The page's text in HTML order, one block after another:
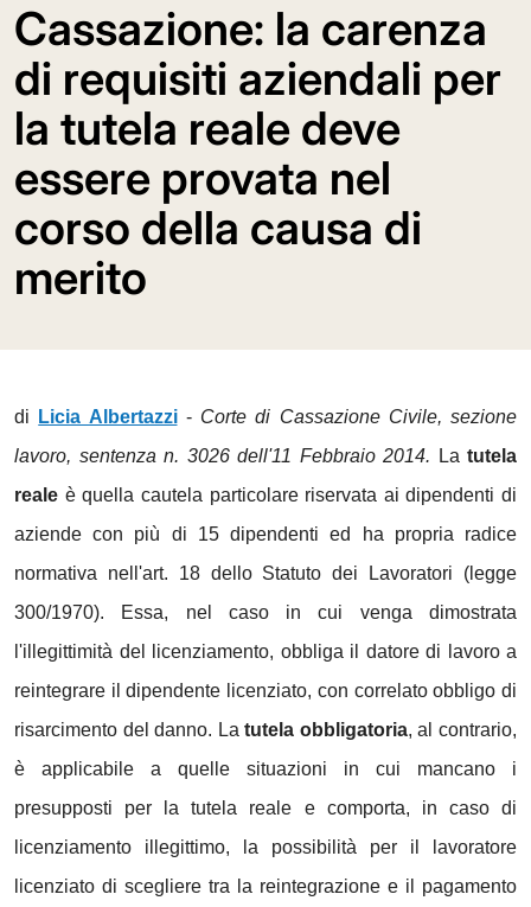
Cassazione: la carenza
di requisiti aziendali per
la tutela reale deve
essere provata nel
corso della causa di
merito
di Licia Albertazzi- Corte di Cassazione Civile, sezione
lavoro, sentenza n. 3026 dell'11 Febbraio 2014.
La tutela
reale è quella cautela particolare riservata ai dipendenti di
aziende con più di 15 dipendenti ed ha propria radice
normativa nell'art. 18 dello Statuto dei Lavoratori (legge
300/1970). Essa, nel caso in cui venga dimostrata
l'illegittimità del licenziamento, obbliga il datore di lavoro a
reintegrare il dipendente licenziato, con correlato obbligo di
risarcimento del danno. Latutela obbligatoria, al contrario,
è applicabile a quelle situazioni in cui mancano i
presupposti per la tutela reale e comporta, in caso di
licenziamento illegittimo, la possibilità per il lavoratore
licenziato di scegliere tra la reintegrazione e il pagamento